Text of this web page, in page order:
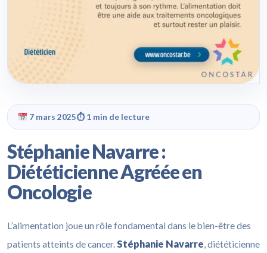
7 mars 2025⏱ 1 min de lecture
Stéphanie Navarre :
Diététicienne Agréée en
Oncologie
L’alimentation joue un rôle fondamental dans le bien-être des
patients atteints de cancer. Stéphanie Navarre , diététicienne